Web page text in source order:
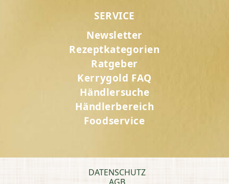
SERVICE
Newsletter
Rezeptkategorien
Ratgeber
Kerrygold FAQ
Händlersuche
Händlerbereich
Foodservice
DATENSCHUTZ